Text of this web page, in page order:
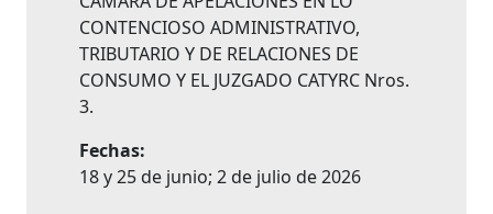
CONTENCIOSO ADMINISTRATIVO,
TRIBUTARIO Y DE RELACIONES DE
CONSUMO Y EL JUZGADO CATYRC Nros.
3.
Fechas:
18 y 25 de junio; 2 de julio de 2026